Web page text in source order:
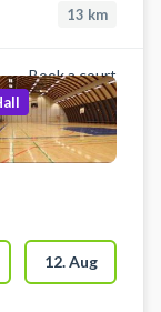
13 km
Book a court
12. Aug